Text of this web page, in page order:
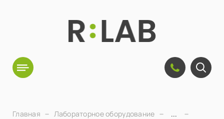
Главная Лабораторное оборудование
...